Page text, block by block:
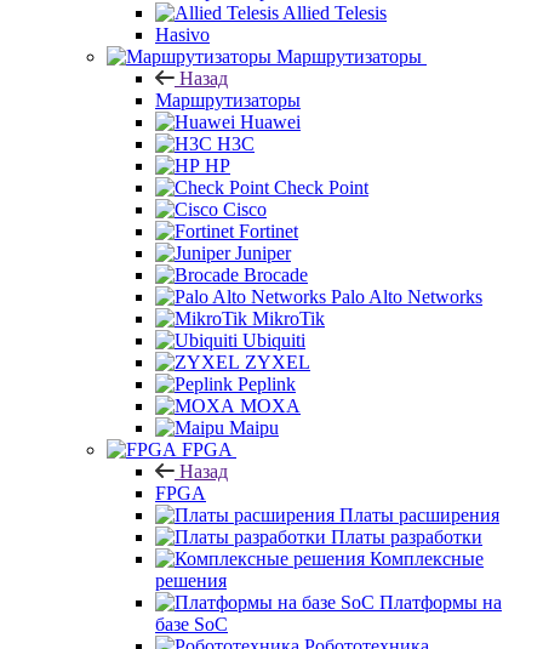
Allied Telesis
Hasivo
Маршрутизаторы
Назад
Маршрутизаторы
Huawei
H3C
HP
Check Point
Cisco
Fortinet
Juniper
Brocade
Palo Alto Networks
MikroTik
Ubiquiti
ZYXEL
Peplink
MOXA
Maipu
FPGA
Назад
FPGA
Платы расширения
Платы разработки
Комплексные
решения
Платформы на
базе SoC